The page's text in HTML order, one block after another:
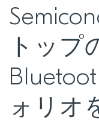
トップ
ォリオ